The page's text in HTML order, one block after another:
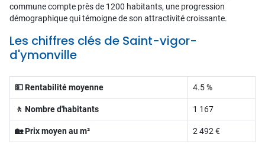
commune compte près de 1200 habitants, une progression
démographique qui témoigne de son attractivité croissante.
Les chiffres clés de Saint-vigor-
d'ymonville
💵 Rentabilité moyenne 4.5 %
🚶 Nombre d'habitants 1 167
🏡 Prix moyen au m² 2 492 €